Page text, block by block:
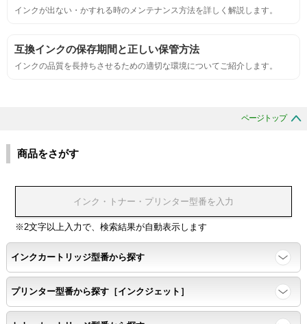
互換性
色同士のにじみがないこと。
浸透性
浸透性テスト用のサンプルを印刷する。
任意の色を背景として使用し、
背景と違う色で8号サイズのArialフォントで
鮮明に印刷できること。
インクが出ない・かすれる時のメンテナンス方法を詳しく解説します。
互換インクの保存期間と正しい保管方法
インクの品質を長持ちさせるための適切な環境についてご紹介します。
ページトップ
商品をさがす
※2文字以上入力で、検索結果が自動表示します
インクカートリッジ型番から探す
プリンター型番から探す［インクジェット］